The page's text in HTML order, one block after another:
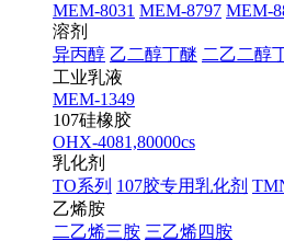
MEM-8031 MEM-8797 MEM-
溶剂
异丙醇 乙二醇丁醚 二乙二醇
工业乳液
MEM-1349
107硅橡胶
OHX-4081,80000cs
乳化剂
TO系列 107胶专用乳化剂
乙烯胺
二乙烯三胺 三乙烯四胺